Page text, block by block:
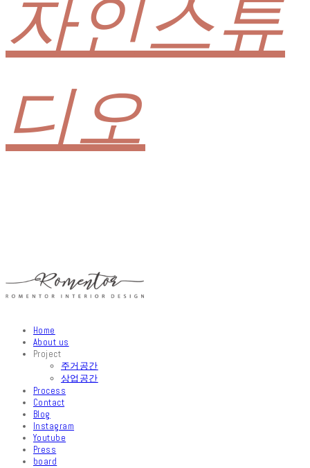
자인스튜
디오
Home
About us
Project
주거공간
상업공간
Process
Contact
Blog
Instagram
Youtube
Press
board